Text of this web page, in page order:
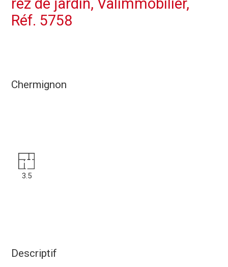
rez de jardin, Valimmobilier,
Réf. 5758
Chermignon
3.5
Descriptif